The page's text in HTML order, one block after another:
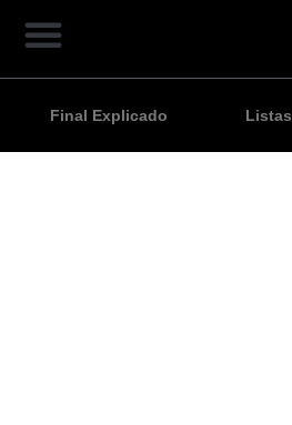
Final Explicado Listas